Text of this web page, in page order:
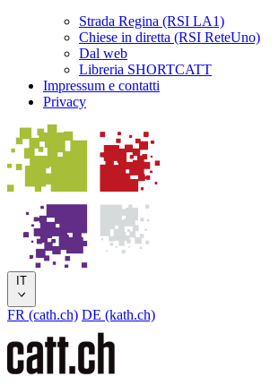
Strada Regina (RSI LA1)
Chiese in diretta (RSI ReteUno)
Dal web
Libreria SHORTCATT
Impressum e contatti
Privacy
IT
FR (cath.ch) DE (kath.ch)